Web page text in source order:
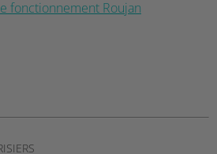
fonctionnement Roujan